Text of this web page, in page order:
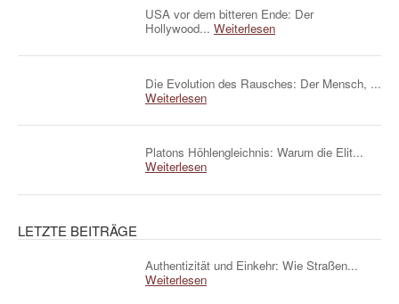
USA vor dem bitteren Ende: Der
Hollywood... Weiterlesen
Die Evolution des Rausches: Der Mensch, ...
Weiterlesen
Platons Höhlengleichnis: Warum die Elit...
Weiterlesen
LETZTE BEITRÄGE
Authentizität und Einkehr: Wie Straßen...
Weiterlesen